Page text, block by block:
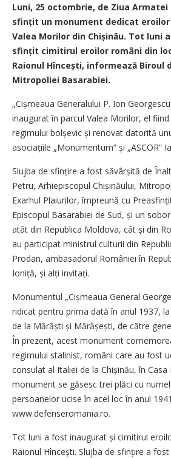
Luni, 25 octombrie, de Ziua
sfințit un monument dedicat
Valea Morilor din Chișinău. Tot luni
sfințit cimitirul eroilor români din
Raionul Hîncești, informează Biroul
Mitropoliei Basarabiei.
„Cișmeaua Generalului P. Ion
inaugurat în parcul Valea Morilor, el
regimului bolșevic și renovat datorită
asociațiile „Monumentum” și „ASCOR”
Slujba de sfințire a fost săvârșită de
Petru, Arhiepiscopul Chiși­nău­lui,
Exarhul Plaiurilor, împreună cu
Episcopul Basarabiei de Sud, și un
atât din Republica Moldova, cât și din
au participat ministrul culturii din
Prodan, ambasadorul României în
Ioniță, și alți invitați.
Monumentul „Cișmeaua General
ridicat pentru prima dată în anul 1937,
de la Mărăști și Mărășești, de către
În prezent, acest monument
regimului stalinist, români care au fost
consulat al Italiei de la Chișinău, în
monument se găsesc trei plăci cu
persoanelor ucise în acel loc în anul
www.defenseromania.ro.
Tot luni a fost inaugurat și cimitirul
Raionul Hîncești. Slujba de sfințire a